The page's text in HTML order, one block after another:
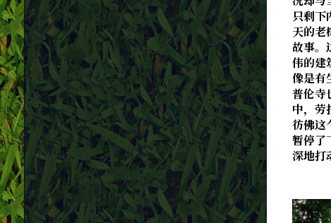
只剩下
天的老
故事。
伟的建
像是有
普伦寺
中，劳
彷佛这
暂停了
深地打